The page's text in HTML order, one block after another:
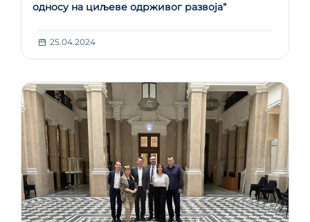
односу на циљеве одрживог развоја“
25.04.2024